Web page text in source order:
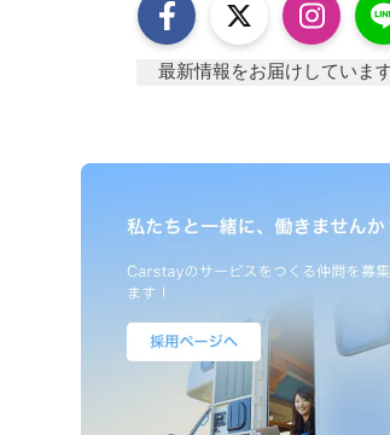
最新情報をお届けしていま